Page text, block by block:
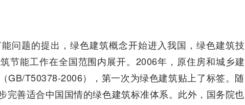
问题的提出，绿色建筑概念开始进入我国，绿色建筑技
节能工作在全国范围内展开。2006年，原住房和城乡建
GB/T50378-2006），第一次为绿色建筑贴上了标签。随
完善适合中国国情的绿色建筑标准体系。此外，国务院也